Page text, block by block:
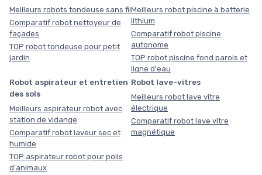
Meilleurs robots tondeuse sans fil
Comparatif robot nettoyeur de
façades
TOP robot tondeuse pour petit
jardin
Meilleurs robot piscine à batterie
lithium
Comparatif robot piscine
autonome
TOP robot piscine fond parois et
ligne d'eau
Robot aspirateur et entretien
des sols
Meilleurs aspirateur robot avec
station de vidange
Comparatif robot laveur sec et
humide
TOP aspirateur robot pour poils
d'animaux
Robot lave-vitres
Meilleurs robot lave vitre
électrique
Comparatif robot lave vitre
magnétique